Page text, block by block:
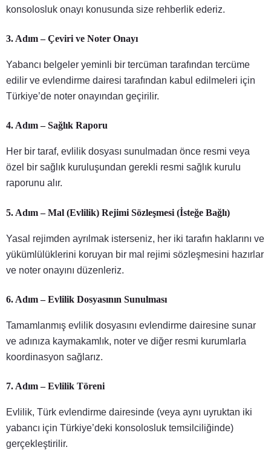
konsolosluk onayı konusunda size rehberlik ederiz.
3. Adım – Çeviri ve Noter Onayı
Yabancı belgeler yeminli bir tercüman tarafından tercüme
edilir ve evlendirme dairesi tarafından kabul edilmeleri için
Türkiye’de noter onayından geçirilir.
4. Adım – Sağlık Raporu
Her bir taraf, evlilik dosyası sunulmadan önce resmi veya
özel bir sağlık kuruluşundan gerekli resmi sağlık kurulu
raporunu alır.
5. Adım – Mal (Evlilik) Rejimi Sözleşmesi (İsteğe Bağlı)
Yasal rejimden ayrılmak isterseniz, her iki tarafın haklarını ve
yükümlülüklerini koruyan bir mal rejimi sözleşmesini hazırlar
ve noter onayını düzenleriz.
6. Adım – Evlilik Dosyasının Sunulması
Tamamlanmış evlilik dosyasını evlendirme dairesine sunar
ve adınıza kaymakamlık, noter ve diğer resmi kurumlarla
koordinasyon sağlarız.
7. Adım – Evlilik Töreni
Evlilik, Türk evlendirme dairesinde (veya aynı uyruktan iki
yabancı için Türkiye’deki konsolosluk temsilciliğinde)
gerçekleştirilir.